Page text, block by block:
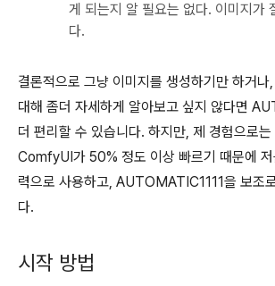
게 되는지 알 필요는 없다. 이미지가
다.
결론적으로 그냥 이미지를 생성하기만 하거나
대해 좀더 자세하게 알아보고 싶지 않다면
더 편리할 수 있습니다. 하지만, 제 경험으로
ComfyUI가 50% 정도 이상 빠르기 때문에
력으로 사용하고, AUTOMATIC1111을 보조
다.
시작 방법